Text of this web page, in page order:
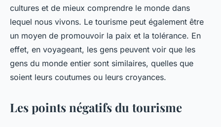
cultures et de mieux comprendre le monde dans
lequel nous vivons. Le tourisme peut également être
un moyen de promouvoir la paix et la tolérance. En
effet, en voyageant, les gens peuvent voir que les
gens du monde entier sont similaires, quelles que
soient leurs coutumes ou leurs croyances.
Les points négatifs du tourisme